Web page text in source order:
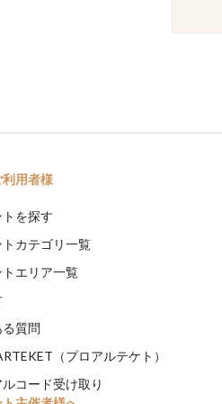
用者様
を探す
トカテゴリ一覧
トエリア一覧
る質問
（プロアルテケト）
コード受け取り